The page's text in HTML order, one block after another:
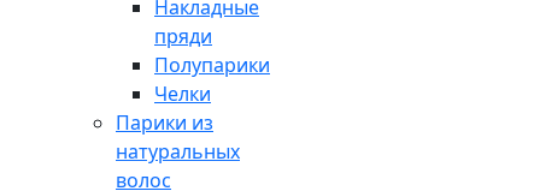
Накладные
пряди
Полупарики
Челки
Парики из
натуральных
волос